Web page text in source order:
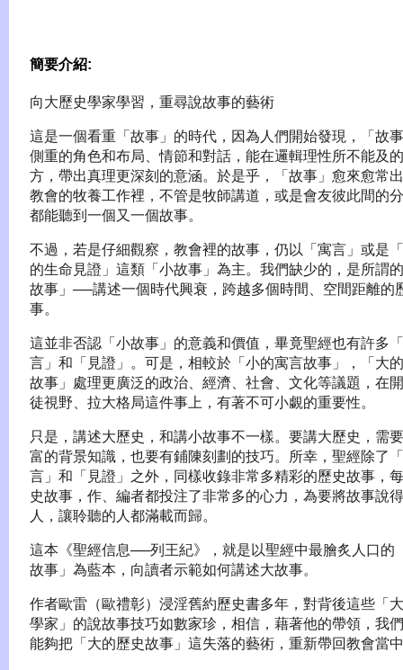
簡要介紹:
向大歷史學家學習，重尋說故事的藝術
這是一個看重「故事」的時代，因為人們開始發現，「故
側重的角色和布局、情節和對話，能在邏輯理性所不能及
方，帶出真理更深刻的意涵。於是乎，「故事」愈來愈常
教會的牧養工作裡，不管是牧師講道，或是會友彼此間的
都能聽到一個又一個故事。
不過，若是仔細觀察，教會裡的故事，仍以「寓言」或是
的生命見證」這類「小故事」為主。我們缺少的，是所謂
故事」──講述一個時代興衰，跨越多個時間、空間距離的
事。
這並非否認「小故事」的意義和價值，畢竟聖經也有許多
言」和「見證」。可是，相較於「小的寓言故事」，「大
故事」處理更廣泛的政治、經濟、社會、文化等議題，在
徒視野、拉大格局這件事上，有著不可小覷的重要性。
只是，講述大歷史，和講小故事不一樣。要講大歷史，需
富的背景知識，也要有鋪陳刻劃的技巧。所幸，聖經除了
言」和「見證」之外，同樣收錄非常多精彩的歷史故事，
史故事，作、編者都投注了非常多的心力，為要將故事說
人，讓聆聽的人都滿載而歸。
這本《聖經信息──列王紀》，就是以聖經中最膾炙人口的
故事」為藍本，向讀者示範如何講述大故事。
作者歐雷（歐禮彰）浸淫舊約歷史書多年，對背後這些「
學家」的說故事技巧如數家珍，相信，藉著他的帶領，我
能夠把「大的歷史故事」這失落的藝術，重新帶回教會當